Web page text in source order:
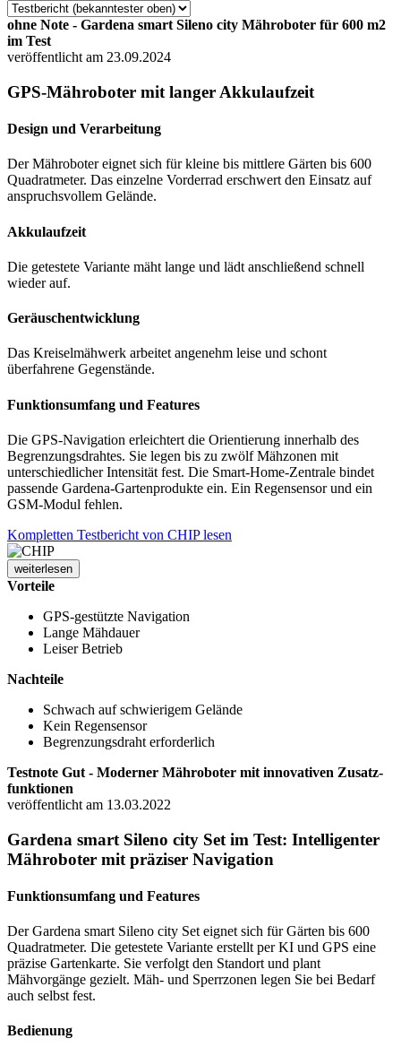
ohne Note - Gardena smart Sileno city Mähroboter für 600 m2
im Test
veröffentlicht am 23.09.2024
GPS-Mähroboter mit langer Akkulaufzeit
Design und Verarbeitung
Der Mähroboter eignet sich für kleine bis mittlere Gärten bis 600
Quadratmeter. Das einzelne Vorderrad erschwert den Einsatz auf
anspruchsvollem Gelände.
Akkulaufzeit
Die getestete Variante mäht lange und lädt anschließend schnell
wieder auf.
Geräuschentwicklung
Das Kreiselmähwerk arbeitet angenehm leise und schont
überfahrene Gegenstände.
Funktionsumfang und Features
Die GPS-Navigation erleichtert die Orientierung innerhalb des
Begrenzungsdrahtes. Sie legen bis zu zwölf Mähzonen mit
unterschiedlicher Intensität fest. Die Smart-Home-Zentrale bindet
passende Gardena-Gartenprodukte ein. Ein Regensensor und ein
GSM-Modul fehlen.
Kompletten Testbericht von CHIP lesen
weiterlesen
Vorteile
GPS-gestützte Navigation
Lange Mähdauer
Leiser Betrieb
Nachteile
Schwach auf schwierigem Gelände
Kein Regensensor
Begrenzungsdraht erforderlich
Testnote Gut - Moder­ner Mähro­bo­ter mit inno­va­ti­ven Zusatz­
funk­tio­nen
veröffentlicht am 13.03.2022
Gardena smart Sileno city Set im Test: Intelligenter
Mähroboter mit präziser Navigation
Funktionsumfang und Features
Der Gardena smart Sileno city Set eignet sich für Gärten bis 600
Quadratmeter. Die getestete Variante erstellt per KI und GPS eine
präzise Gartenkarte. Sie verfolgt den Standort und plant
Mähvorgänge gezielt. Mäh- und Sperrzonen legen Sie bei Bedarf
auch selbst fest.
Bedienung